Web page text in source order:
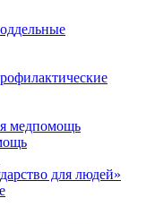
медпомощь
для людей»